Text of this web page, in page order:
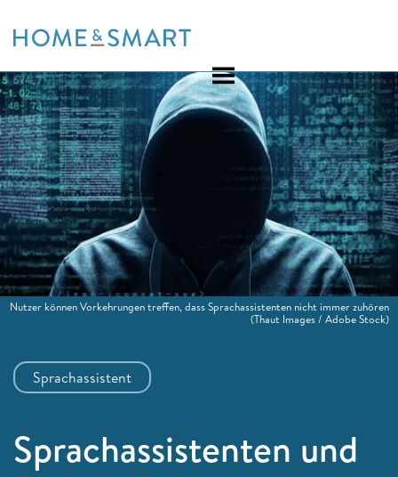
to
Sprachassistent
Sprachassistenten und
Nutzer können Vorkehrungen treffen, dass Sprachassistenten nicht immer zuhören
(Thaut Images / Adobe Stock)